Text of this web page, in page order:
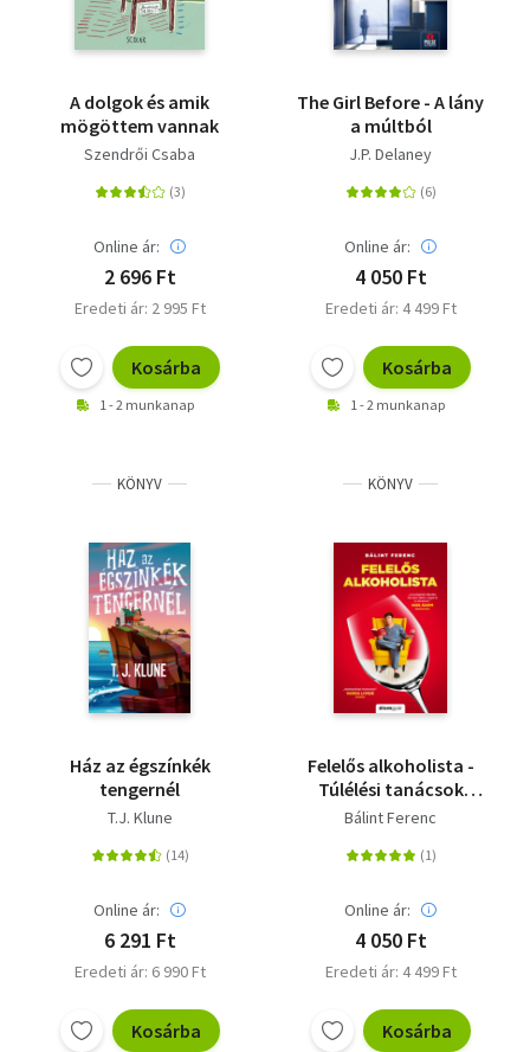
A dolgok és amik
mögöttem vannak
Szendrői Csaba
Online ár:
2 696 Ft
Eredeti ár: 2 995 Ft
Kosárba
1 - 2 munkanap
The Girl Before - A lány
a múltból
J.P. Delaney
Online ár:
4 050 Ft
Eredeti ár: 4 499 Ft
Kosárba
1 - 2 munkanap
KÖNYV
Ház az égszínkék
tengernél
T.J. Klune
Online ár:
6 291 Ft
Eredeti ár: 6 990 Ft
Kosárba
KÖNYV
Felelős alkoholista -
Túlélési tanácsok
világjárvány esetére
Bálint Ferenc
Online ár:
4 050 Ft
Eredeti ár: 4 499 Ft
Kosárba